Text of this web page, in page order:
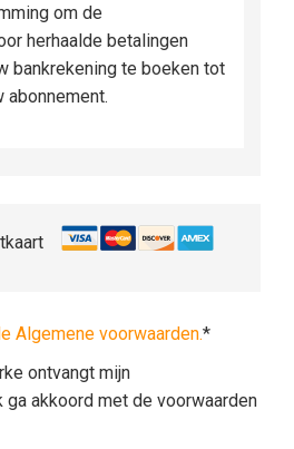
om de
herhaalde betalingen
bankrekening te boeken tot
abonnement.
Algemene voorwaarden.*
ontvangt mijn
akkoord met de voorwaarden